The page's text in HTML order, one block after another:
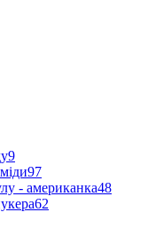
9
97
- американка48
62